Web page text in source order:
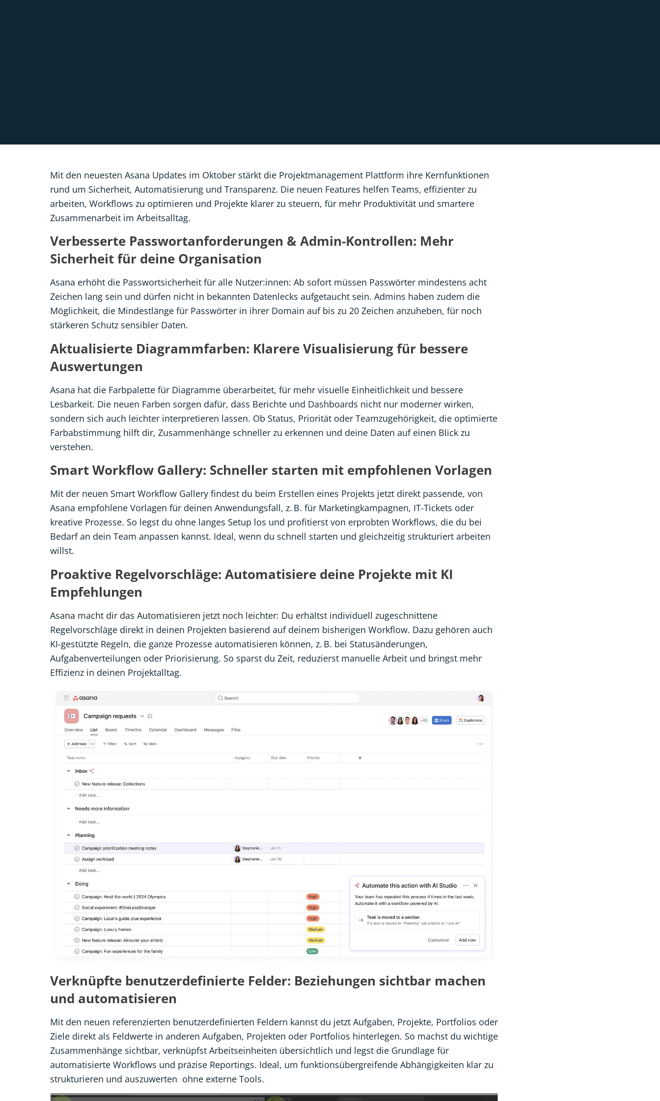
Mit den neuesten Asana Updates im Oktober stärkt die Projektmanagement Plattform ihre Kernfunktionen
rund um Sicherheit, Automatisierung und Transparenz. Die neuen Features helfen Teams, effizienter zu
arbeiten, Workflows zu optimieren und Projekte klarer zu steuern, für mehr Produktivität und smartere
Zusammenarbeit im Arbeitsalltag.
Verbesserte Passwortanforderungen & Admin-Kontrollen: Mehr
Sicherheit für deine Organisation
Asana erhöht die Passwortsicherheit für alle Nutzer:innen: Ab sofort müssen Passwörter mindestens acht
Zeichen lang sein und dürfen nicht in bekannten Datenlecks aufgetaucht sein. Admins haben zudem die
Möglichkeit, die Mindestlänge für Passwörter in ihrer Domain auf bis zu 20 Zeichen anzuheben, für noch
stärkeren Schutz sensibler Daten.
Aktualisierte Diagrammfarben: Klarere Visualisierung für bessere
Auswertungen
Asana hat die Farbpalette für Diagramme überarbeitet, für mehr visuelle Einheitlichkeit und bessere
Lesbarkeit. Die neuen Farben sorgen dafür, dass Berichte und Dashboards nicht nur moderner wirken,
sondern sich auch leichter interpretieren lassen. Ob Status, Priorität oder Teamzugehörigkeit, die optimierte
Farbabstimmung hilft dir, Zusammenhänge schneller zu erkennen und deine Daten auf einen Blick zu
verstehen.
Smart Workflow Gallery: Schneller starten mit empfohlenen Vorlagen
Mit der neuen Smart Workflow Gallery findest du beim Erstellen eines Projekts jetzt direkt passende, von
Asana empfohlene Vorlagen für deinen Anwendungsfall, z. B. für Marketingkampagnen, IT-Tickets oder
kreative Prozesse. So legst du ohne langes Setup los und profitierst von erprobten Workflows, die du bei
Bedarf an dein Team anpassen kannst. Ideal, wenn du schnell starten und gleichzeitig strukturiert arbeiten
willst.
Proaktive Regelvorschläge: Automatisiere deine Projekte mit KI
Empfehlungen
Asana macht dir das Automatisieren jetzt noch leichter: Du erhältst individuell zugeschnittene
Regelvorschläge direkt in deinen Projekten basierend auf deinem bisherigen Workflow. Dazu gehören auch
KI-gestützte Regeln, die ganze Prozesse automatisieren können, z. B. bei Statusänderungen,
Aufgabenverteilungen oder Priorisierung. So sparst du Zeit, reduzierst manuelle Arbeit und bringst mehr
Effizienz in deinen Projektalltag.
Verknüpfte benutzerdefinierte Felder: Beziehungen sichtbar machen
und automatisieren
Mit den neuen referenzierten benutzerdefinierten Feldern kannst du jetzt Aufgaben, Projekte, Portfolios oder
Ziele direkt als Feldwerte in anderen Aufgaben, Projekten oder Portfolios hinterlegen. So machst du wichtige
Zusammenhänge sichtbar, verknüpfst Arbeitseinheiten übersichtlich und legst die Grundlage für
automatisierte Workflows und präzise Reportings. Ideal, um funktionsübergreifende Abhängigkeiten klar zu
strukturieren und auszuwerten ohne externe Tools.